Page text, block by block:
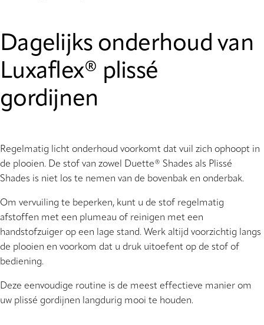
Dagelijks onderhoud van
Luxaflex® plissé
gordijnen
Regelmatig licht onderhoud voorkomt dat vuil zich ophoopt in
de plooien. De stof van zowel Duette® Shades als Plissé
Shades is niet los te nemen van de bovenbak en onderbak.
Om vervuiling te beperken, kunt u de stof regelmatig
afstoffen met een plumeau of reinigen met een
handstofzuiger op een lage stand. Werk altijd voorzichtig langs
de plooien en voorkom dat u druk uitoefent op de stof of
bediening.
Deze eenvoudige routine is de meest effectieve manier om
uw plissé gordijnen langdurig mooi te houden.